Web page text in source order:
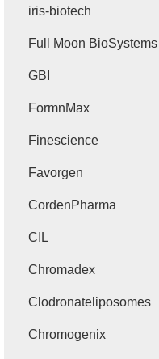
iris-biotech
Full Moon BioSystems
GBI
FormnMax
Finescience
Favorgen
CordenPharma
CIL
Chromadex
Clodronateliposomes
Chromogenix